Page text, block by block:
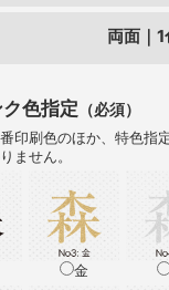
両面｜1
色指定 （必須）
印刷色のほか、特色指
ません。
金